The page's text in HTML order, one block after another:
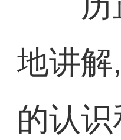
地讲
的认